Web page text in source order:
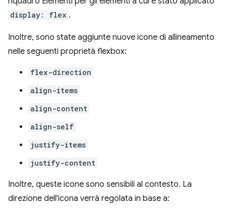
display: flex .
Inoltre, sono state aggiunte nuove icone di allineamento
nelle seguenti proprietà flexbox:
flex-direction
align-items
align-content
align-self
justify-items
justify-content
Inoltre, queste icone sono sensibili al contesto. La
direzione dell'icona verrà regolata in base a: